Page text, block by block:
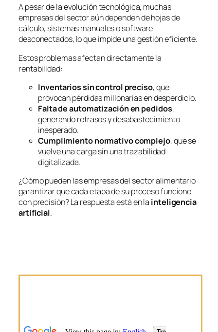
A pesar de la evolución tecnológica, muchas
empresas del sector aún dependen de hojas de
cálculo, sistemas manuales o software
desconectados, lo que impide una gestión eficiente.
Estos problemas afectan directamente la
rentabilidad:
Inventarios sin control preciso, que
provocan pérdidas millonarias en desperdicio.
Falta de automatización en pedidos,
generando retrasos y desabastecimiento
inesperado.
Cumplimiento normativo complejo, que se
vuelve una carga sin una trazabilidad
digitalizada.
¿Cómo pueden las empresas del sector alimentario
garantizar que cada etapa de su proceso funcione
con precisión? La respuesta está en la inteligencia
artificial.